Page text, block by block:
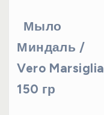
Мыло
Миндаль /
Vero Marsiglia
150 гр